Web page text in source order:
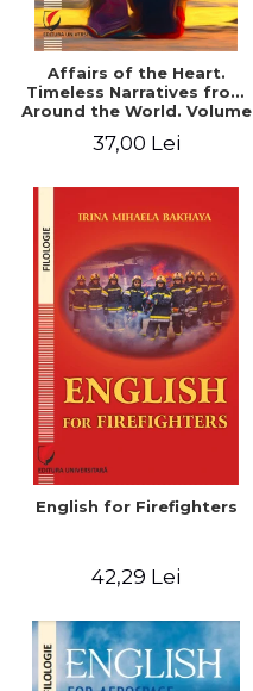
Affairs of the Heart.
Timeless Narratives from
Around the World. Volume
37,00 Lei
English for Firefighters
42,29 Lei